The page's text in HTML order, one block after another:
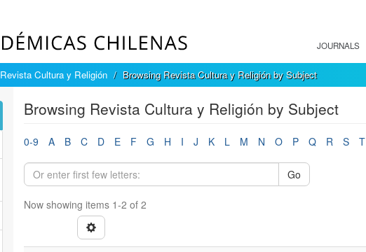
JOURNALS
Revista Cultura y Religión Browsing Revista Cultura y Religión by Subject
Browsing Revista Cultura y Religión by Subject
0-9 A B C D E F G H I J K L M N O P Q R S T
Go
Now showing items 1-2 of 2